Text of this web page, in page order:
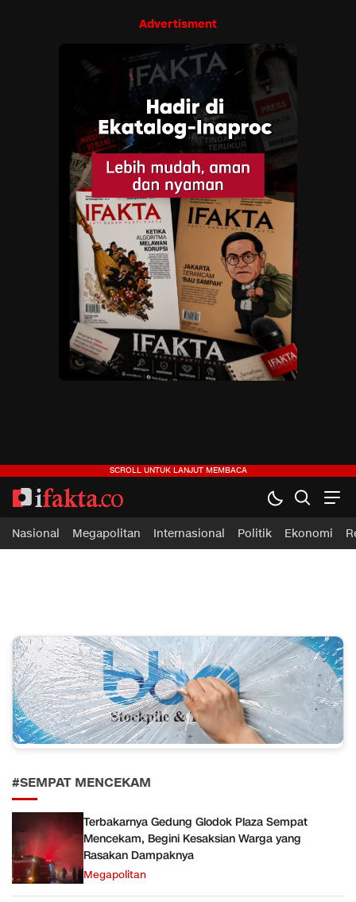
Advertisment
ifakta.co
#pastibenar
Nasional Megapolitan Internasional Politik Ekonomi
#SEMPAT MENCEKAM
Terbakarnya Gedung Glodok Plaza Sempat
Mencekam, Begini Kesaksian Warga yang
Rasakan Dampaknya
Megapolitan